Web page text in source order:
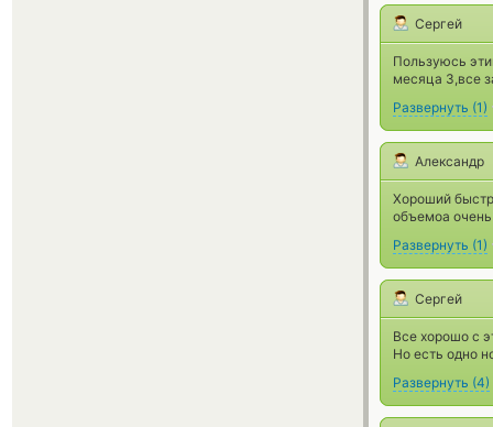
Сергей
Пользуюсь
месяца 3,все
Развернуть (1)
Александр
Хороший
объемоа
Развернуть (1)
Сергей
Все хорошо с
Но есть одно
Развернуть (4)